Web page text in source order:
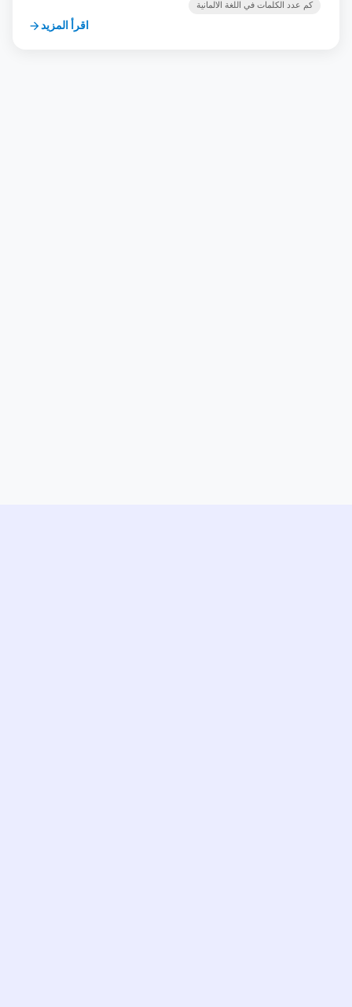
كم عدد الكلمات في اللغة الالمانية
اقرأ المزيدarrow_forward